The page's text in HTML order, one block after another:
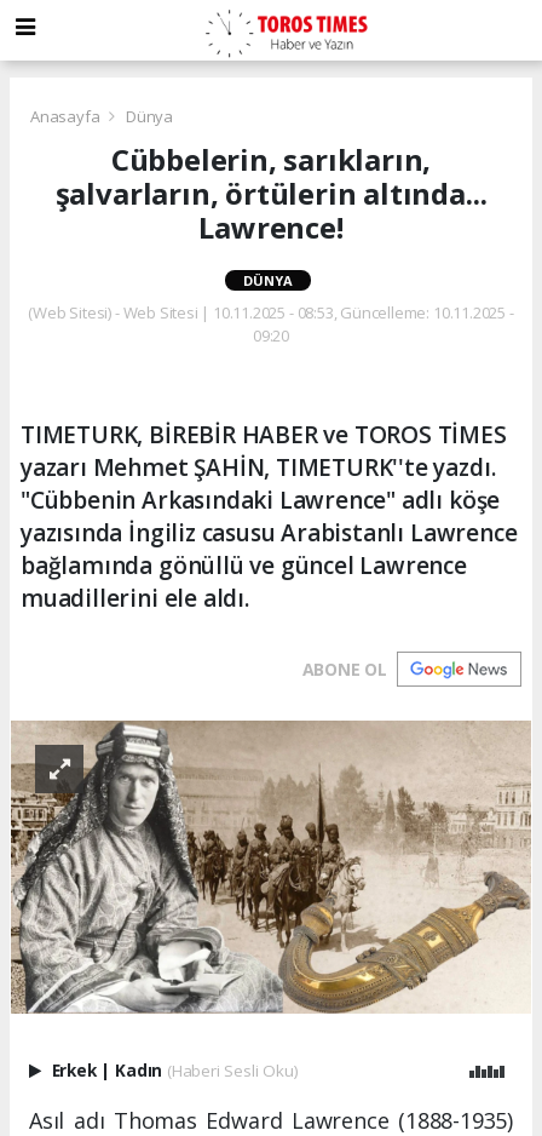
Anasayfa Dünya
Cübbelerin, sarıkların,
şalvarların, örtülerin altında...
Lawrence!
DÜNYA
(Web Sitesi) - Web Sitesi | 10.11.2025 - 08:53, Güncelleme: 10.11.2025 -
09:20
TIMETURK, BİREBİR HABER ve TOROS TİMES
yazarı Mehmet ŞAHİN, TIMETURK''te yazdı.
"Cübbenin Arkasındaki Lawrence" adlı köşe
yazısında İngiliz casusu Arabistanlı Lawrence
bağlamında gönüllü ve güncel Lawrence
muadillerini ele aldı.
ABONE OL
Erkek | Kadın (Haberi Sesli Oku)
Asıl adı Thomas Edward Lawrence (1888-1935)